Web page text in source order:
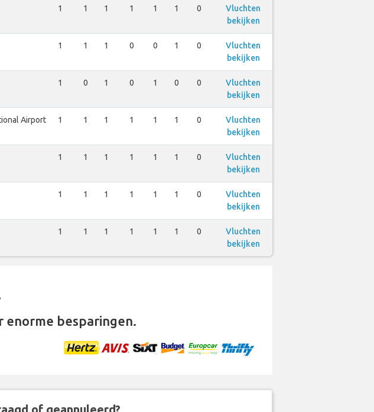
1 1 1 1 1 1 0
Vluchten
bekijken
1 1 1 0 0 1 0
Vluchten
bekijken
1 0 1 0 1 0 0
Vluchten
bekijken
Airport
1 1 1 1 1 1 0
Vluchten
bekijken
1 1 1 1 1 1 0
Vluchten
bekijken
1 1 1 1 1 1 0
Vluchten
bekijken
1 1 1 1 1 1 0
Vluchten
bekijken
enorme besparingen.